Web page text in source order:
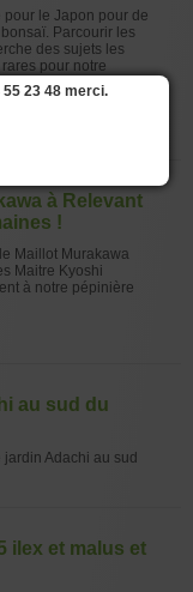
pour le Japon pour de
Parcourir les
des sujets les
pour notre
Pour le printemps
à Relevant
!
Maillot Murakawa
Maitre Kyoshi
à notre pépinière
au sud du
Adachi au sud
ilex et malus et
23 48 merci.